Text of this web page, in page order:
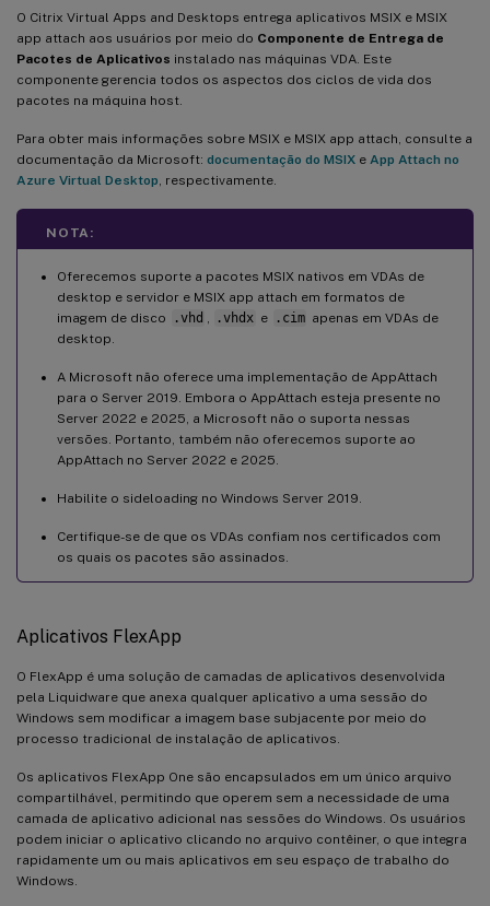
O Citrix Virtual Apps and Desktops entrega aplicativos MSIX e MSIX
app attach aos usuários por meio do Componente de Entrega de
Pacotes de Aplicativos instalado nas máquinas VDA. Este
componente gerencia todos os aspectos dos ciclos de vida dos
pacotes na máquina host.
Para obter mais informações sobre MSIX e MSIX app attach, consulte a
documentação da Microsoft: documentação do MSIX e App Attach no
Azure Virtual Desktop , respectivamente.
NOTA:
Oferecemos suporte a pacotes MSIX nativos em VDAs de
desktop e servidor e MSIX app attach em formatos de
imagem de disco
.vhd .vhdx e .cim apenas em VDAs de
desktop.
A Microsoft não oferece uma implementação de AppAttach
para o Server 2019. Embora o AppAttach esteja presente no
Server 2022 e 2025, a Microsoft não o suporta nessas
versões. Portanto, também não oferecemos suporte ao
AppAttach no Server 2022 e 2025.
Habilite o sideloading no Windows Server 2019.
Certifique-se de que os VDAs confiam nos certificados com
os quais os pacotes são assinados.
Aplicativos FlexApp
O FlexApp é uma solução de camadas de aplicativos desenvolvida
pela Liquidware que anexa qualquer aplicativo a uma sessão do
Windows sem modificar a imagem base subjacente por meio do
processo tradicional de instalação de aplicativos.
Os aplicativos FlexApp One são encapsulados em um único arquivo
compartilhável, permitindo que operem sem a necessidade de uma
camada de aplicativo adicional nas sessões do Windows. Os usuários
podem iniciar o aplicativo clicando no arquivo contêiner, o que integra
rapidamente um ou mais aplicativos em seu espaço de trabalho do
Windows.